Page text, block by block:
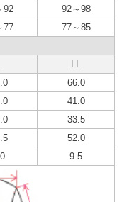
92
92～98
77
77～85
66.0
41.0
33.5
52.0
9.5